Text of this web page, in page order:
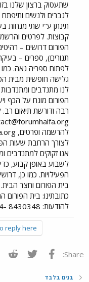
שתעסוק ברצון שלנו
תינתן ע"י שתי מנחות
קבוצות. לפרטים
הפורום דרושים –
תנורים), ספרים –
לפתוח ספריה גאה.
גלישה חופשית מבית
לנו מתנדבים
הפורום מונח על הכף
רבה ודורשת תיאום רב.
להרשמה ופרטים,
לצורך הרחבת שעות
אנו זקוקים למתנדבים
לשבוע באופן קבוע,
הפעילויות. כמו כן,
בית הפורום וחצר
להודעות: 8430348 -04.
reply here.
Share: פייסבוק Twitter
בנים בלבד